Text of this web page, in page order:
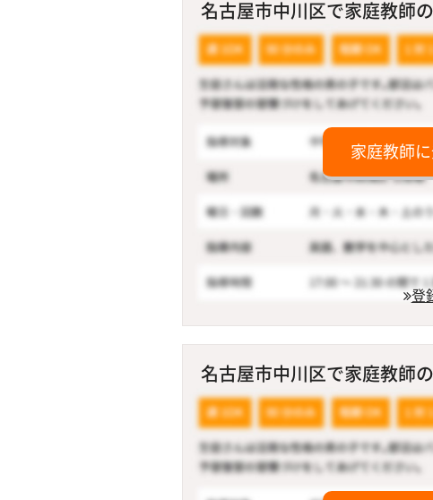
名古屋市中川区で家庭教師
家庭教師
登
名古屋市中川区で家庭教師